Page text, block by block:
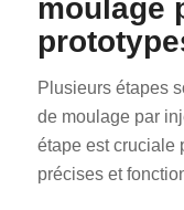
moulage
Plusieurs étapes
de moulage par
étape est cruciale
précises et